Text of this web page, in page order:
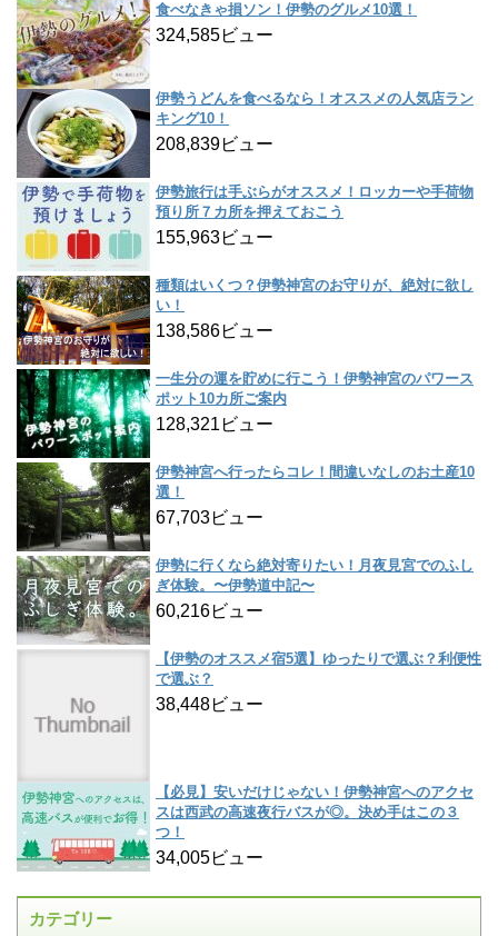
食べなきゃ損ソン！伊勢のグルメ10選！
324,585ビュー
伊勢うどんを食べるなら！オススメの人気店ラン
キング10！
208,839ビュー
伊勢旅行は手ぶらがオススメ！ロッカーや手荷物
預り所７カ所を押えておこう
155,963ビュー
種類はいくつ？伊勢神宮のお守りが、絶対に欲し
い！
138,586ビュー
一生分の運を貯めに行こう！伊勢神宮のパワース
ポット10カ所ご案内
128,321ビュー
伊勢神宮へ行ったらコレ！間違いなしのお土産10
選！
67,703ビュー
伊勢に行くなら絶対寄りたい！月夜見宮でのふし
ぎ体験。〜伊勢道中記〜
60,216ビュー
【伊勢のオススメ宿5選】ゆったりで選ぶ？利便性
で選ぶ？
38,448ビュー
【必見】安いだけじゃない！伊勢神宮へのアクセ
スは西武の高速夜行バスが◎。決め手はこの３
つ！
34,005ビュー
カテゴリー